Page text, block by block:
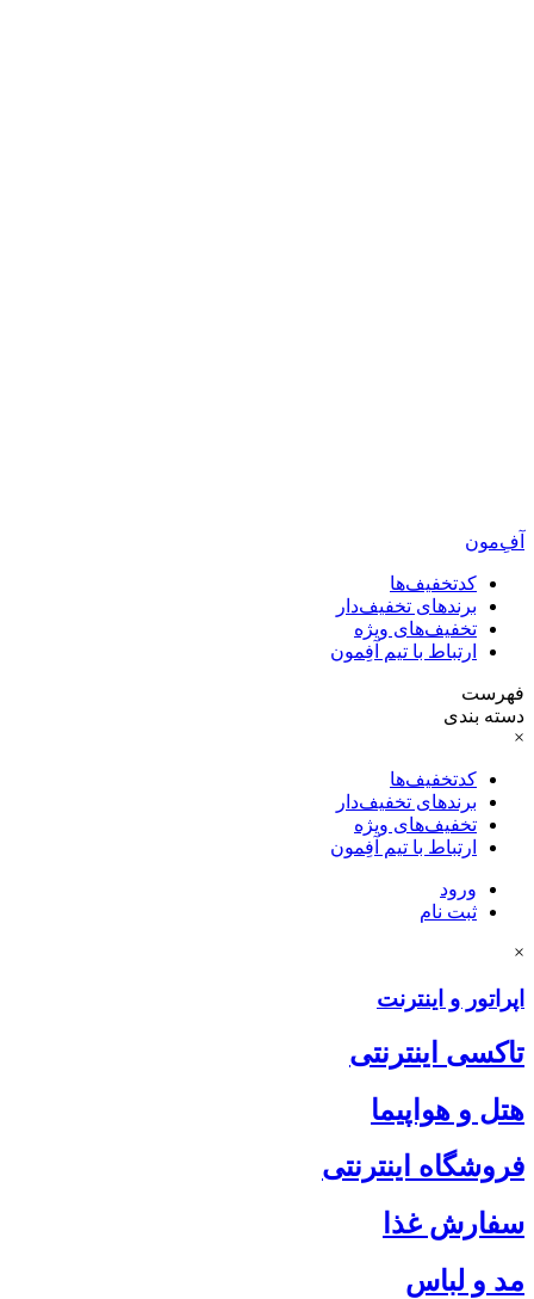
آفِ‌مون
کدتخفیف‌ها
برندهای تخفیف‌دار
تخفیف‌های ویژه
ارتباط با تیم آفِمون
فهرست
دسته بندی
×
کدتخفیف‌ها
برندهای تخفیف‌دار
تخفیف‌های ویژه
ارتباط با تیم آفِمون
ورود
ثبت نام
×
اپراتور و اینترنت
تاکسی اینترنتی
هتل و هواپیما
فروشگاه اینترنتی
سفارش غذا
مد و لباس